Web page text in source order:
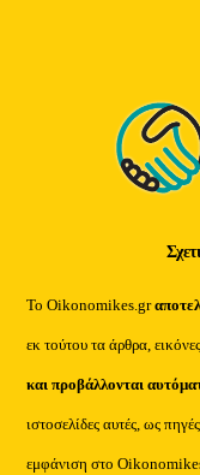
Το Oikonomikes.gr
εκ τούτου τα άρθρα,
και προβάλλονται
ιστοσελίδες αυτές, ως
εμφάνιση στο